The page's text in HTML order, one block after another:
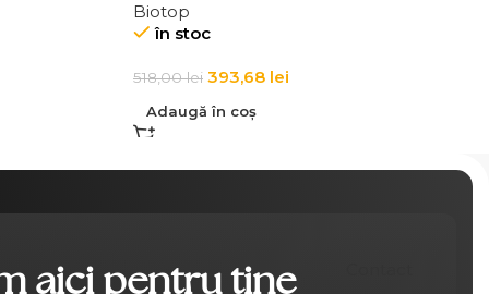
Biotop
în stoc
518,00lei 393,68 lei
Adaugă în coș
aici pentru tine